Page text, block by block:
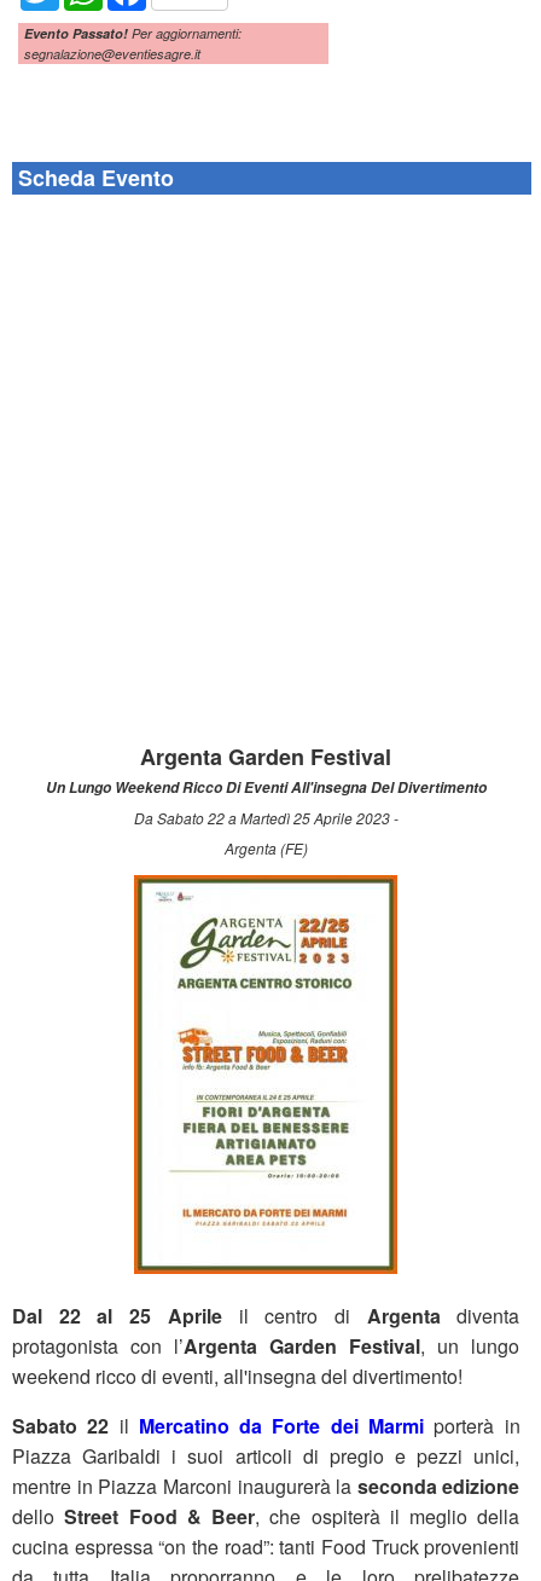
Evento Passato! Per aggiornamenti:
segnalazione@eventiesagre.it
Scheda Evento
Argenta Garden Festival
Un Lungo Weekend Ricco Di Eventi All'insegna Del Divertimento
Da Sabato 22 a Martedì 25 Aprile 2023 -
Argenta (FE)
Dal 22 al 25 Aprileil centro di Argentadiventa
protagonista con l’Argenta Garden Festival, un lungo
weekend ricco di eventi, all'insegna del divertimento!
Sabato 22 il Mercatino da Forte dei Marmiporterà in
Piazza Garibaldi i suoi articoli di pregio e pezzi unici,
mentre in Piazza Marconi inaugurerà la seconda edizione
delloStreet Food & Beer, che ospiterà il meglio della
cucina espressa “on the road”: tanti Food Truck provenienti